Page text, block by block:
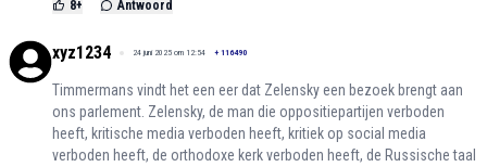
8+ Antwoord
xyz1234 24 juni 2025 om 12:54 + 116490
Timmermans vindt het een eer dat Zelensky een bezoek brengt aan
ons parlement. Zelensky, de man die oppositiepartijen verboden
heeft, kritische media verboden heeft, kritiek op social media
verboden heeft, de orthodoxe kerk verboden heeft, de Russische taal